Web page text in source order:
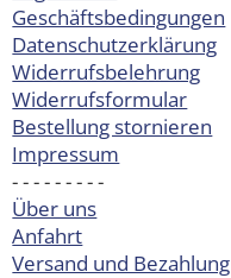
Geschäftsbedingungen
Datenschutzerklärung
Widerrufsbelehrung
Widerrufsformular
Bestellung stornieren
Impressum
- - - - - - - - -
Über uns
Anfahrt
Versand und Bezahlung